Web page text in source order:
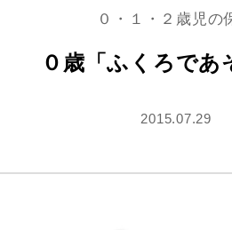
０・１・２歳児の
０歳「ふくろであ
2015.07.29